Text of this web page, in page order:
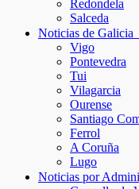
Redondela
Salceda
Noticias de Galicia
Vigo
Pontevedra
Tui
Vilagarcia
Ourense
Santiago
Ferrol
A Coruña
Lugo
Noticias por